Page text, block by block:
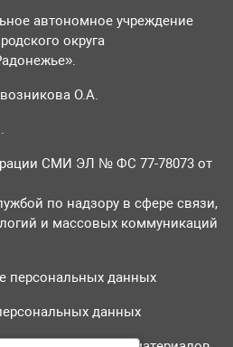
автономное учреждение
округа
О.А.
СМИ ЭЛ № ФС 77-78073 от
по надзору в сфере связи,
и массовых коммуникаций
персональных данных
данных